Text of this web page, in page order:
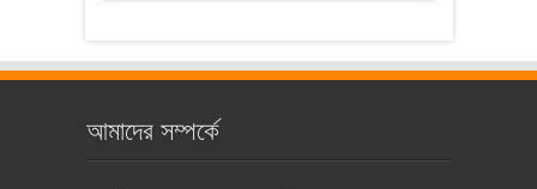
আমাদের সম্পর্কে